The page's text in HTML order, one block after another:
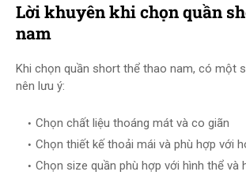
Lời khuyên khi chọn quần
nam
Khi chọn quần short thể thao nam, có một
nên lưu ý:
Chọn chất liệu thoáng mát và co giãn
Chọn thiết kế thoải mái và phù hợp với
Chọn size quần phù hợp với hình thể và